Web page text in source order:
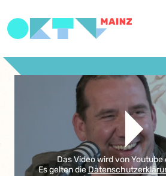
Das Video wird von
Es gelten die